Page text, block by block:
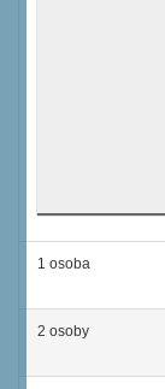
1 osoba
2 osoby